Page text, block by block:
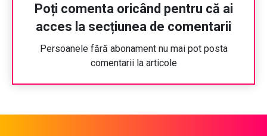
Poți comenta oricând pentru că ai
acces la secțiunea de comentarii
Persoanele fără abonament nu mai pot posta
comentarii la articole